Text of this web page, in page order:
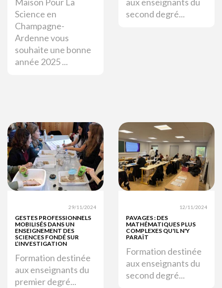
Maison Pour La
Science en
Champagne-
Ardenne vous
souhaite une bonne
année 2025 ...
aux enseignants du
second degré...
29/11/2024
GESTES PROFESSIONNELS
MOBILISÉS DANS UN
ENSEIGNEMENT DES
SCIENCES FONDÉ SUR
L’INVESTIGATION
Formation destinée
aux enseignants du
premier degré...
12/11/2024
PAVAGES : DES
MATHÉMATIQUES PLUS
COMPLEXES QU'IL N'Y
PARAÎT
Formation destinée
aux enseignants du
second degré...